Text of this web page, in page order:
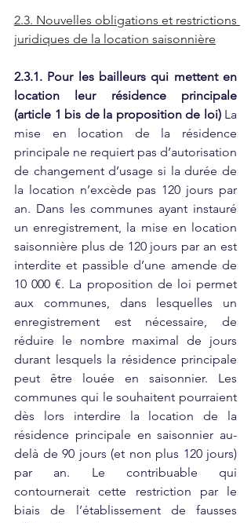
2.3. Nouvelles obligations et restrictions
juridiques de la location saisonnière
2.3.1. Pour les bailleurs qui mettent en
location leur résidence principale
(article 1 bis de la proposition de loi) La
mise en location de la résidence
principale ne requiert pas d’autorisation
de changement d’usage si la durée de
la location n’excède pas 120 jours par
an. Dans les communes ayant instauré
un enregistrement, la mise en location
saisonnière plus de 120 jours par an est
interdite et passible d’une amende de
10 000 €. La proposition de loi permet
aux communes, dans lesquelles un
enregistrement est nécessaire, de
réduire le nombre maximal de jours
durant lesquels la résidence principale
peut être louée en saisonnier. Les
communes qui le souhaitent pourraient
dès lors interdire la location de la
résidence principale en saisonnier au-
delà de 90 jours (et non plus 120 jours)
par an. Le contribuable qui
contournerait cette restriction par le
biais de l’établissement de fausses